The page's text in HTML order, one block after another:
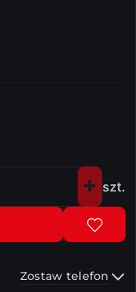
szt.
Zostaw telefon